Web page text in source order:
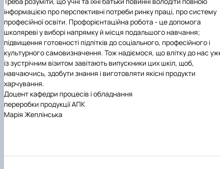
інформацією про перспективні потреби ринку праці, про систему
професійної освіти. Профорієнтаційна робота - це допомога
школяреві у виборі напрямку й місця подальшого навчання;
підвищення готовності підлітків до соціального, професійного і
культурного самовизначення. Тож надіємося, що влітку до нас
із зустрічним візитом завітають випускники цих шкіл, щоб,
навчаючись, здобути знання і виготовляти якісні продукти
харчування.
Доцент кафедри процесів і обладнання
переробки продукції АПК
Марія Жеплінська